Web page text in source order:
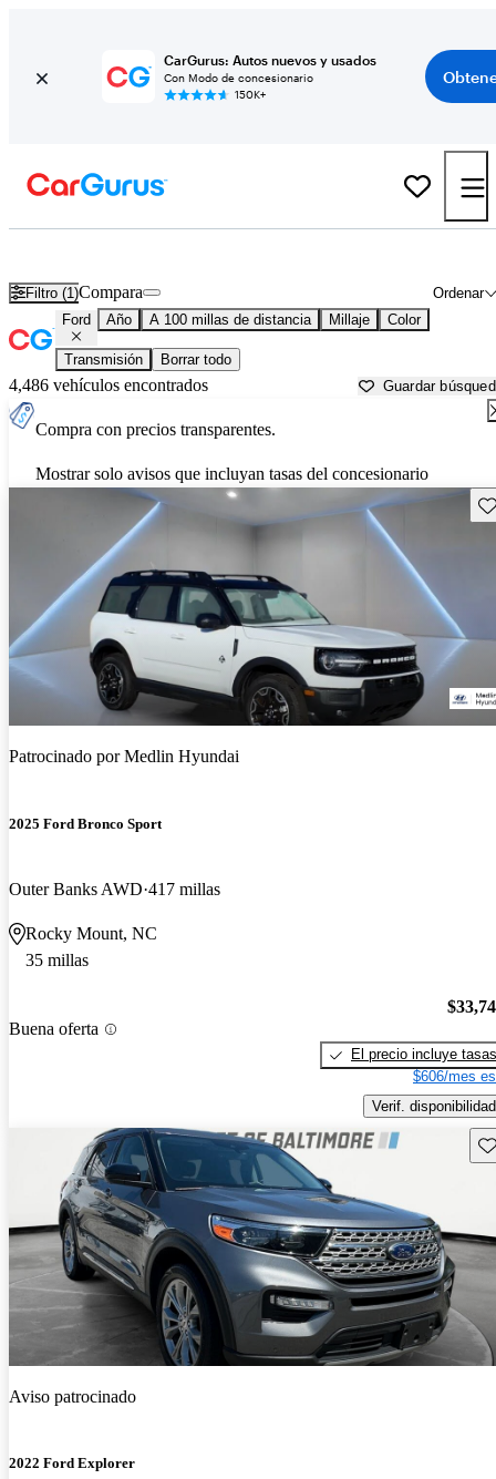
CarGurus: Autos nuevos y usados
Con Modo de concesionario
150K+
Filtro (1) Ordenar
Compara
Ford Año A 100 millas de distancia Millaje Color
Transmisión Borrar todo
4,486 vehículos encontrados Guardar
Compra con precios transparentes.
Mostrar solo avisos que incluyan tasas del concesionario
Patrocinado porMedlin Hyundai
2025 Ford Bronco Sport
Outer Banks AWD 417 millas
Rocky Mount, NC
35 millas
Buena oferta
El precio incluye tasas
$606/mes
Verif. disponibilidad
Aviso patrocinado
2022 Ford Explorer